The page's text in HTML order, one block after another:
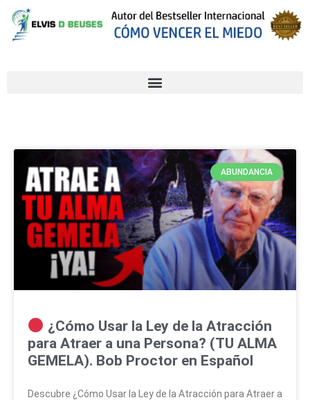
ABUNDANCIA
¿Cómo Usar la Ley de la Atracción
para Atraer a una Persona? (TU ALMA
GEMELA). Bob Proctor en Español
Descubre ¿Cómo Usar la Ley de la Atracción para Atraer a